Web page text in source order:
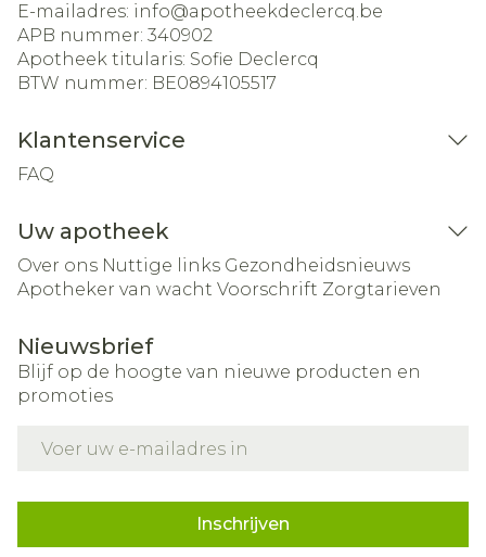
E-mailadres: info@apotheekdeclercq.be
APB nummer: 340902
Apotheek titularis: Sofie Declercq
BTW nummer: BE0894105517
Klantenservice
FAQ
Uw apotheek
Over ons Nuttige links Gezondheidsnieuws
Apotheker van wacht Voorschrift Zorgtarieven
Nieuwsbrief
Blijf op de hoogte van nieuwe producten en
promoties
Inschrijven